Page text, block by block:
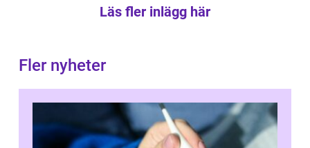
Läs fler inlägg här
Fler nyheter